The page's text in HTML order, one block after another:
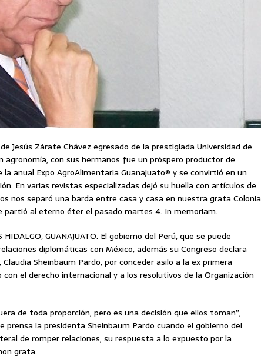
Jesús Zárate Chávez egresado de la prestigiada Universidad de
agronomía, con sus hermanos fue un próspero productor de
anual Expo AgroAlimentaria Guanajuato® y se convirtió en un
En varias revistas especializadas dejó su huella con artículos de
nos separó una barda entre casa y casa en nuestra grata Colonia
partió al eterno éter el pasado martes 4. In memoriam.
GUANAJUATO. El gobierno del Perú, que se puede
diplomáticas con México, además su Congreso declara
Sheinbaum Pardo, por conceder asilo a la ex primera
el derecho internacional y a los resolutivos de la Organización
de toda proporción, pero es una decisión que ellos toman”,
prensa la presidenta Sheinbaum Pardo cuando el gobierno del
de romper relaciones, su respuesta a lo expuesto por la
grata.